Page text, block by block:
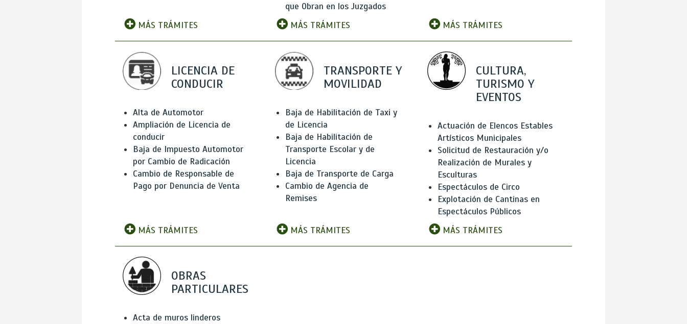
MÁS TRÁMITES
que Obran en los Juzgados
MÁS TRÁMITES
MÁS TRÁMITES
LICENCIA DE
CONDUCIR
Alta de Automotor
Ampliación de Licencia de
conducir
Baja de Impuesto Automotor
por Cambio de Radicación
Cambio de Responsable de
Pago por Denuncia de Venta
MÁS TRÁMITES
TRANSPORTE Y
MOVILIDAD
Baja de Habilitación de Taxi y
de Licencia
Baja de Habilitación de
Transporte Escolar y de
Licencia
Baja de Transporte de Carga
Cambio de Agencia de
Remises
MÁS TRÁMITES
CULTURA,
TURISMO Y
EVENTOS
Actuación de Elencos Estables
Artísticos Municipales
Solicitud de Restauración y/o
Realización de Murales y
Esculturas
Espectáculos de Circo
Explotación de Cantinas en
Espectáculos Públicos
MÁS TRÁMITES
OBRAS
PARTICULARES
Acta de muros linderos